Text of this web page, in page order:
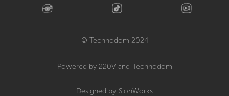
© Technodom 2024
Powered by 220V and Technodom
Designed by SlonWorks